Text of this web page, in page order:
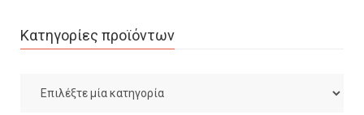
Κατηγορίες προϊόντων